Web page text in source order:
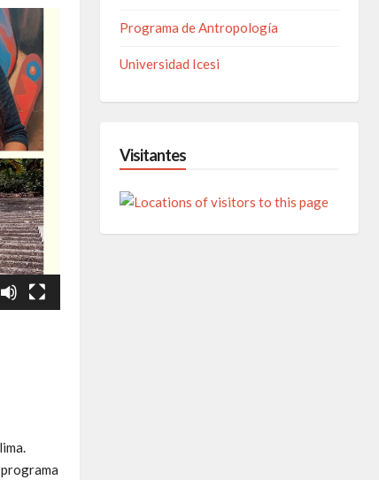
Programa de Antropología
Universidad Icesi
Visitantes